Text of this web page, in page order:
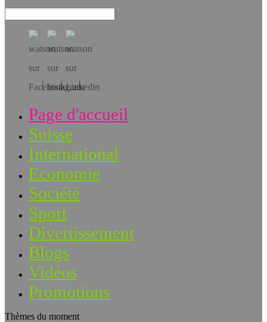
Téléchargez l’app!
Page d'accueil
Suisse
International
Economie
Société
Sport
Divertissement
Blogs
Vidéos
Promotions
Thèmes du moment